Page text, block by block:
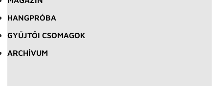
HANGPRÓBA
GYŰJTŐI CSOMAGOK
ARCHÍVUM